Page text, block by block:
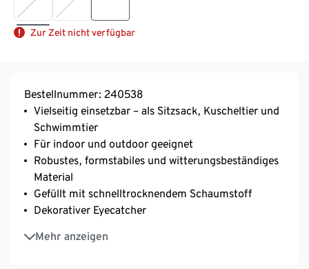
Zur Zeit nicht verfügbar
Bestellnummer: 240538
Vielseitig einsetzbar – als Sitzsack, Kuscheltier und
Schwimmtier
Für indoor und outdoor geeignet
Robustes, formstabiles und witterungsbeständiges
Material
Gefüllt mit schnelltrocknendem Schaumstoff
Dekorativer Eyecatcher
Mehr anzeigen
Außenmaterial aus hochwertigem 3D-Mesh-